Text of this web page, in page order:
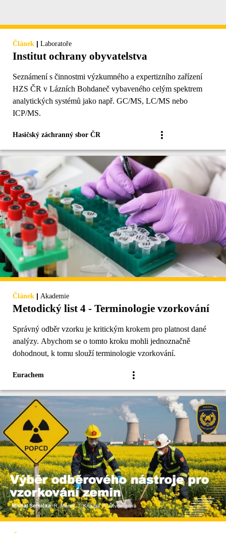
Článek | Laboratoře
Institut ochrany obyvatelstva
Seznámení s činnostmi výzkumného a expertizního zařízení
HZS ČR v Lázních Bohdaneč vybaveného celým spektrem
analytických systémů jako např. GC/MS, LC/MS nebo
ICP/MS.
Hasičský záchranný sbor ČR
Článek | Akademie
Metodický list 4 - Terminologie vzorkování
Správný odběr vzorku je kritickým krokem pro platnost dané
analýzy. Abychom se o tomto kroku mohli jednoznačně
dohodnout, k tomu slouží terminologie vzorkování.
Eurachem